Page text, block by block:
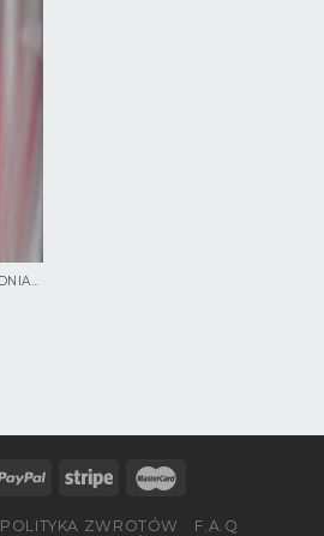
KOMPLETY DAMSKIE ZE SPODNIAMI
POLITYKA ZWROTÓW
F.A.Q